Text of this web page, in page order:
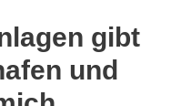
gibt
und